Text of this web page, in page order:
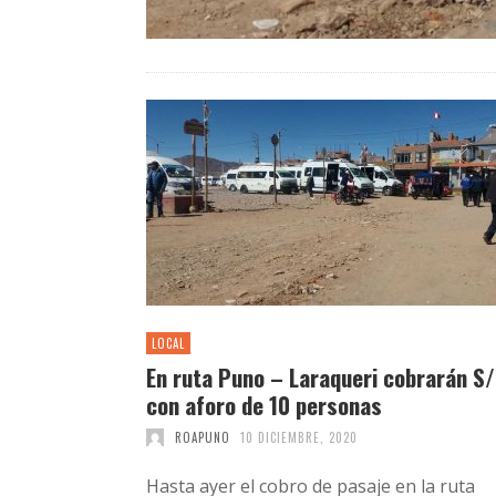
LOCAL
En ruta Puno – Laraqueri cobrarán
con aforo de 10 personas
ROAPUNO 10 DICIEMBRE, 2020
Hasta ayer el cobro de pasaje en la ruta